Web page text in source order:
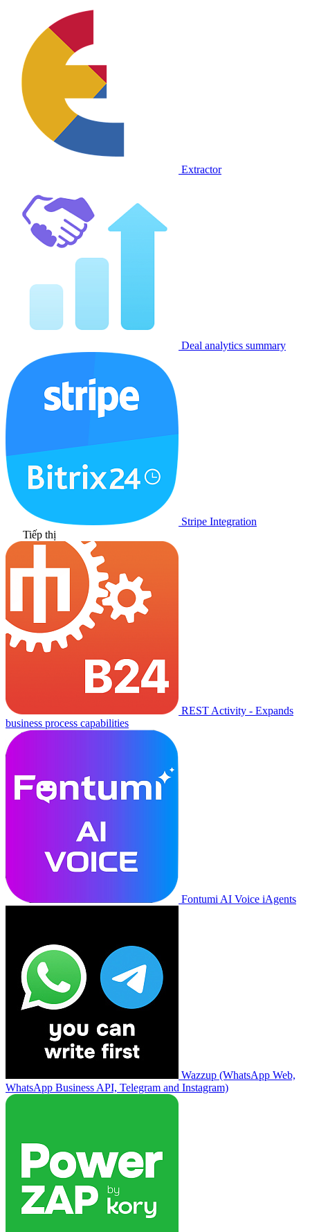
Extractor
Deal analytics summary
Stripe Integration
Tiếp thị
REST Activity - Expands
business process capabilities
Fontumi AI Voice iAgents
Wazzup (WhatsApp Web,
WhatsApp Business API, Telegram and Instagram)